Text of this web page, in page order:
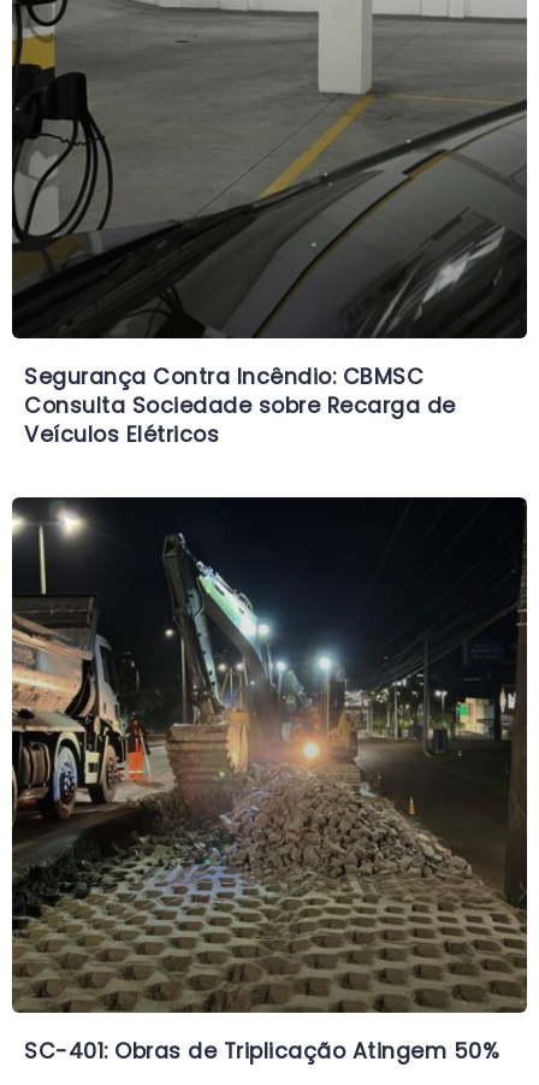
Segurança Contra Incêndio: CBMSC
Consulta Sociedade sobre Recarga de
Veículos Elétricos
SC-401: Obras de Triplicação Atingem 50%